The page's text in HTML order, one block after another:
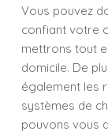
Vous pouvez
confiant votre
mettrons tout
domicile. De
également les
systèmes de
pouvons vous